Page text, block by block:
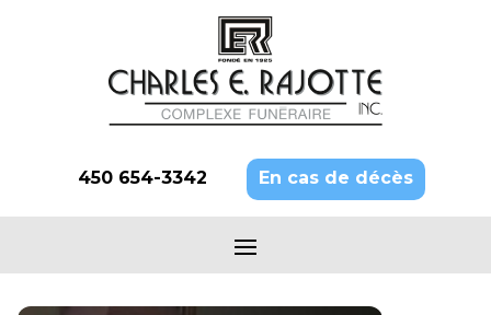
450 654-3342 En cas de décès